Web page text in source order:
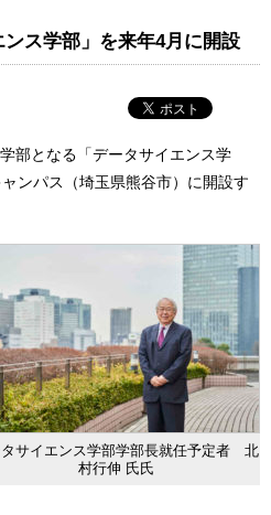
ス学部」を来年4⽉に開設
部となる「データサイエンス学
ンパス（埼⽟県熊⾕市）に開設す
サイエンス学部学部長就任予定者 北
村行伸 氏氏